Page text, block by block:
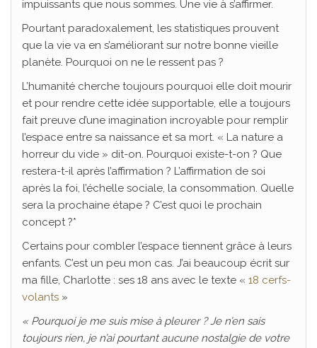
impuissants que nous sommes. Une vie à s’affirmer.
Pourtant paradoxalement, les statistiques prouvent
que la vie va en s’améliorant sur notre bonne vieille
planète. Pourquoi on ne le ressent pas ?
L’humanité cherche toujours pourquoi elle doit mourir
et pour rendre cette idée supportable, elle a toujours
fait preuve d’une imagination incroyable pour remplir
l’espace entre sa naissance et sa mort. « La nature a
horreur du vide » dit-on. Pourquoi existe-t-on ? Que
restera-t-il après l’affirmation ? L’affirmation de soi
après la foi, l’échelle sociale, la consommation. Quelle
sera la prochaine étape ? C’est quoi le prochain
concept ?*
Certains pour combler l’espace tiennent grâce à leurs
enfants. C’est un peu mon cas. J’ai beaucoup écrit sur
ma fille, Charlotte : ses 18 ans avec le texte « 18 cerfs-
volants »
« Pourquoi je me suis mise à pleurer ? Je n’en sais
toujours rien, je n’ai pourtant aucune nostalgie de votre